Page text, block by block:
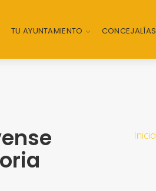
TU AYUNTAMIENTO CONCEJALÍAS
Inicio